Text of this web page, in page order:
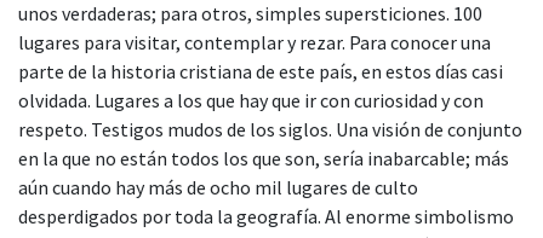
unos verdaderas; para otros, simples supersticiones. 100
lugares para visitar, contemplar y rezar. Para conocer una
parte de la historia cristiana de este país, en estos días casi
olvidada. Lugares a los que hay que ir con curiosidad y con
respeto. Testigos mudos de los siglos. Una visión de conjunto
en la que no están todos los que son, sería inabarcable; más
aún cuando hay más de ocho mil lugares de culto
desperdigados por toda la geografía. Al enorme simbolismo